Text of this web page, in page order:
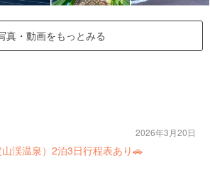
真・動画をもっとみる
渓温泉）2泊3日行程表あり🚗
2026年3月20日